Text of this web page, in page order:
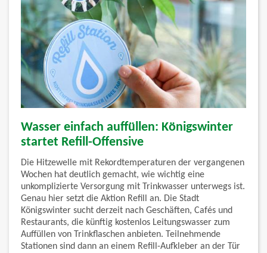
Wasser einfach auffüllen: Königswinter
startet Refill-Offensive
Die Hitzewelle mit Rekordtemperaturen der vergangenen
Wochen hat deutlich gemacht, wie wichtig eine
unkomplizierte Versorgung mit Trinkwasser unterwegs ist.
Genau hier setzt die Aktion Refill an. Die Stadt
Königswinter sucht derzeit nach Geschäften, Cafés und
Restaurants, die künftig kostenlos Leitungswasser zum
Auffüllen von Trinkflaschen anbieten. Teilnehmende
Stationen sind dann an einem Refill-Aufkleber an der Tür